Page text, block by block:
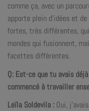
comme ça, avec un
apporte plein d’idées et
fortes, très différentes,
mondes qui fusionnent,
facettes différentes.
Q: Est-ce que tu avais
commencé à travailler
Leïla Soldevila : Oui,